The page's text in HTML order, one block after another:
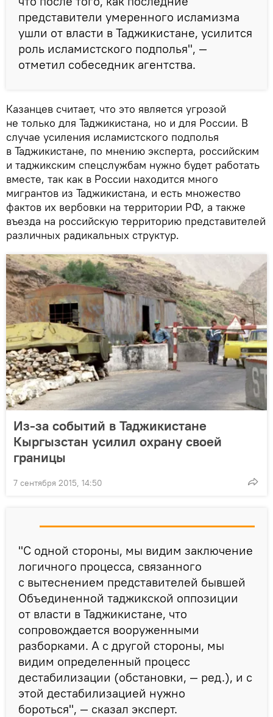
представители умеренного исламизма
ушли от власти в Таджикистане, усилится
роль исламистского подполья", —
отметил собеседник агентства.
Казанцев считает, что это является угрозой
не только для Таджикистана, но и для России. В
случае усиления исламистского подполья
в Таджикистане, по мнению эксперта, российским
и таджикским спецслужбам нужно будет работать
вместе, так как в России находится много
мигрантов из Таджикистана, и есть множество
фактов их вербовки на территории РФ, а также
въезда на российскую территорию представителей
различных радикальных структур.
Из-за событий в Таджикистане
Кыргызстан усилил охрану своей
границы
7 сентября 2015, 14:50
"С одной стороны, мы видим заключение
логичного процесса, связанного
с вытеснением представителей бывшей
Объединенной таджикской оппозиции
от власти в Таджикистане, что
сопровождается вооруженными
разборками. А с другой стороны, мы
видим определенный процесс
дестабилизации (обстановки, — ред.), и с
этой дестабилизацией нужно
бороться", — сказал эксперт.